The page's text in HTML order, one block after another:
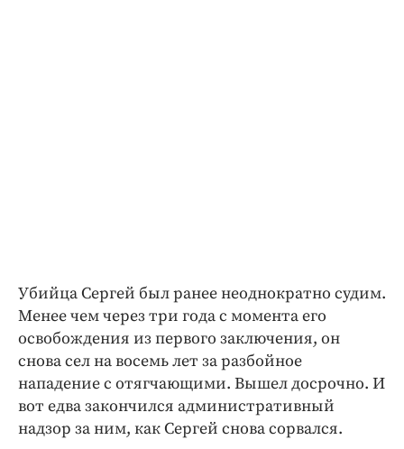
Убийца Сергей был ранее неоднократно судим.
Менее чем через три года с момента его
освобождения из первого заключения, он
снова сел на восемь лет за разбойное
нападение с отягчающими. Вышел досрочно. И
вот едва закончился административный
надзор за ним, как Сергей снова сорвался.